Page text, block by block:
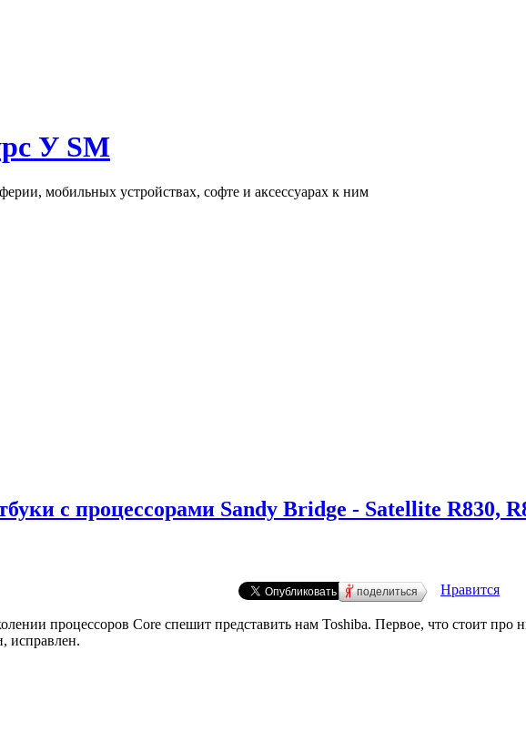
У SM
мобильных устройствах, софте и аксессуарах к ним
с процессорами Sandy Bridge - Satellite R830,
поделиться Нравится
процессоров Core спешит представить нам Toshiba. Первое, что стоит про
исправлен.